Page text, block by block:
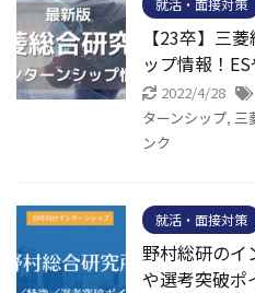
就活・面接対策
【23卒】三
ップ情報！
2022/4/28
ターンシップ, 三
ンク
就活・面接対策
野村総研のイ
や選考突破ポ